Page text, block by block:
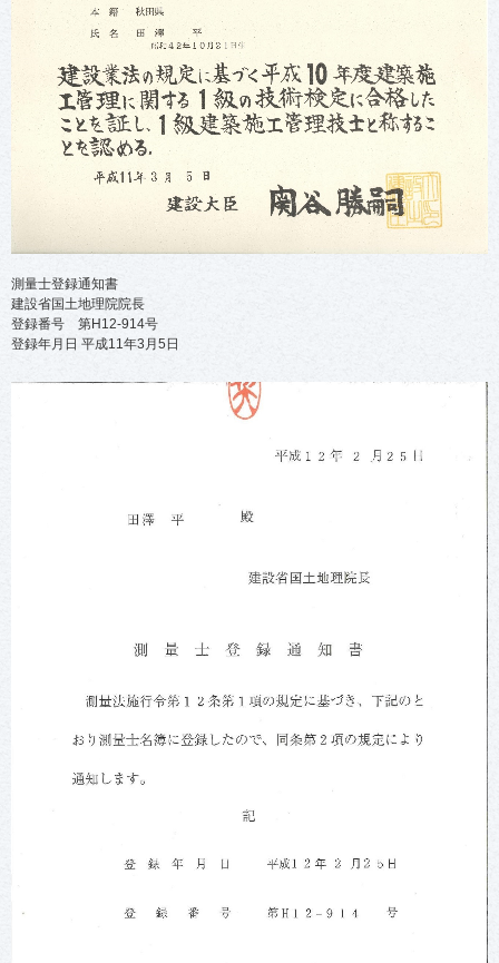
測量士登録通知書
建設省国土地理院院長
登録番号 第H12-914号
登録年月日 平成11年3月5日